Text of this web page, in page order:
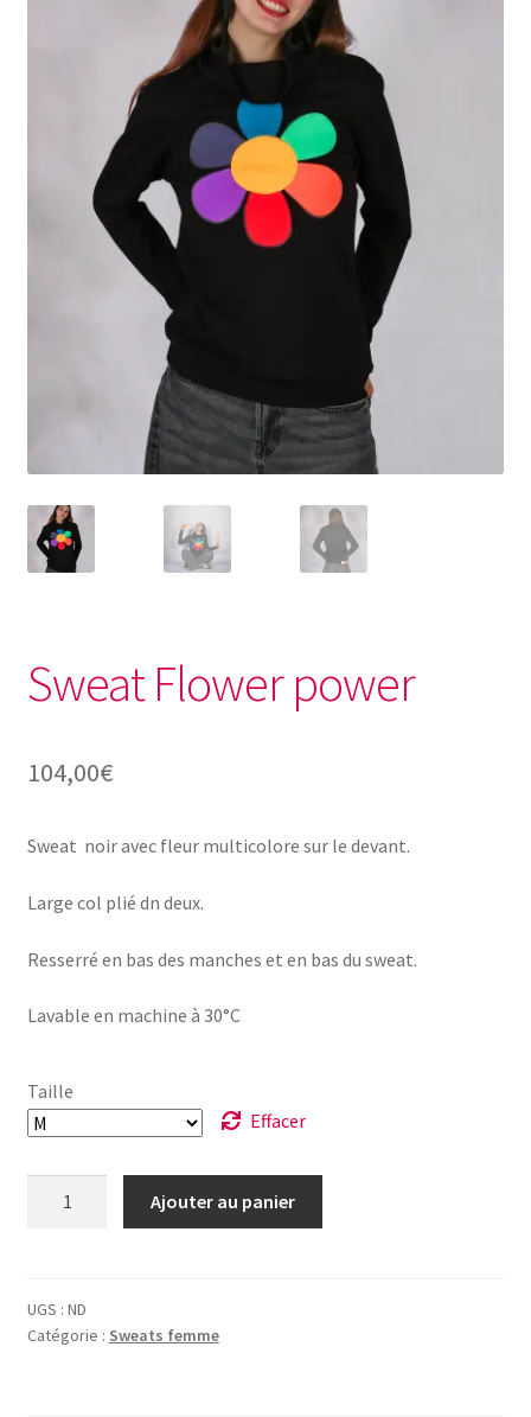
Sweat Flower power
104,00€
Sweat noir avec fleur multicolore sur le devant.
Large col plié dn deux.
Resserré en bas des manches et en bas du sweat.
Lavable en machine à 30°C
Taille
Effacer
power
Ajouter au panier
UGS : ND
Catégorie : Sweats femme